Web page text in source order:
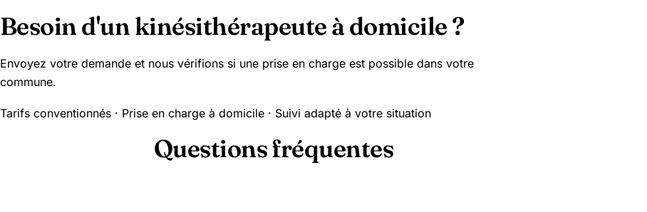
Besoin d'un kinésithérapeute à domicile ?
Envoyez votre demande et nous vérifions si une prise en charge est possible dans votre
commune.
Tarifs conventionnés · Prise en charge à domicile · Suivi adapté à votre situation
Questions fréquentes